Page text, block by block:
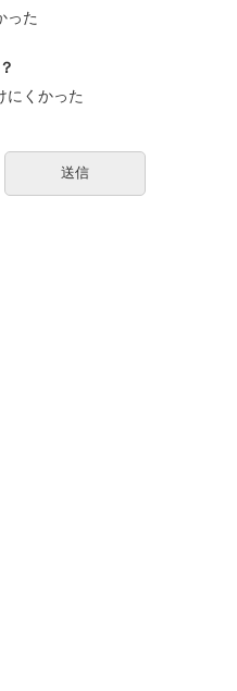
った
にくかった